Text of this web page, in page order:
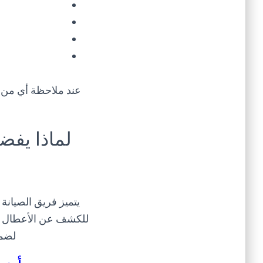
عند ملاحظة أي
لماذا
يتميز فريق
للكشف عن الأعطال